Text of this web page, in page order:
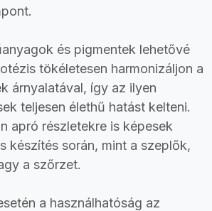
és pigmentek lehetővé
tökéletesen harmonizáljon a
árnyalatával, így az ilyen
teljesen élethű hatást kelteni.
apró részletekre is képesek
készítés során, mint a szeplők,
a szőrzet.
a használhatóság az